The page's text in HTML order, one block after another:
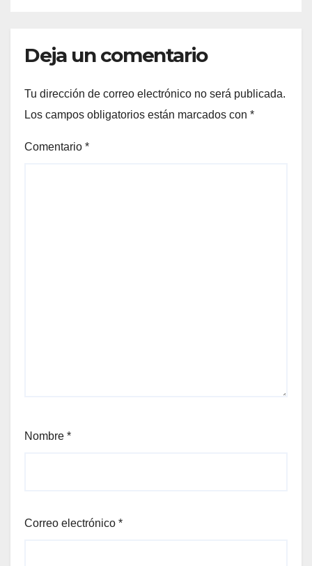
Deja un comentario
Tu dirección de correo electrónico no será publicada.
Los campos obligatorios están marcados con *
Comentario *
Nombre *
Correo electrónico *